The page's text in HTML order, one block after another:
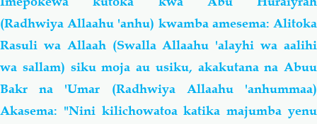
(Radhwiya Allaahu 'anhu) kwamba amesema: Alitoka
Rasuli wa Allaah (Swalla Allaahu 'alayhi wa aalihi
wa sallam) siku moja au usiku, akakutana na Abuu
Bakr na 'Umar (Radhwiya Allaahu 'anhummaa)
Akasema: "Nini kilichowatoa katika majumba yenu